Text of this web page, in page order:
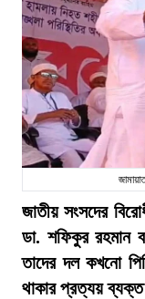
জাতীয় সংসদের
ডা. শফিকুর রহমান
তাদের দল কখনো
থাকার প্রত্যয় ব্যক্ত